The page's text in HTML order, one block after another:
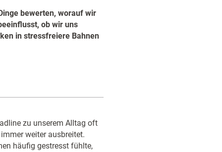
bewerten, worauf wir
ob wir uns
in stressfreiere Bahnen
zu unserem Alltag oft
weiter ausbreitet.
häufig gestresst fühlte,